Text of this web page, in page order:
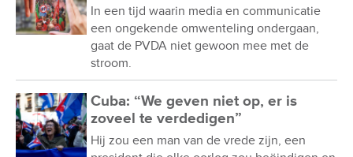
In een tijd waarin media en communicatie
een ongekende omwenteling ondergaan,
gaat de PVDA niet gewoon mee met de
stroom.
Cuba: “We geven niet op, er is
zoveel te verdedigen”
Hij zou een man van de vrede zijn, een